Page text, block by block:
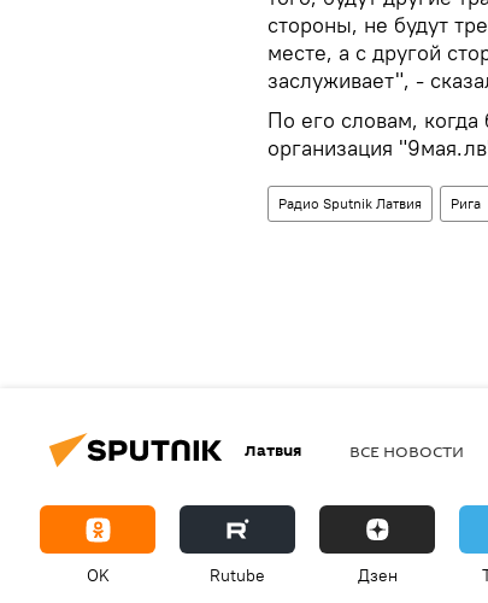
стороны, не будут
месте, а с другой
заслуживает", -
По его словам,
организация
Радио Sputnik Латвия Рига
Латвия ВСЕ НОВОСТИ
OK Rutube Дзен